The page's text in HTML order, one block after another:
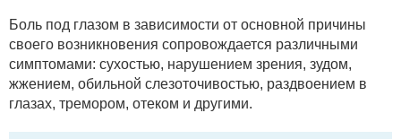
Боль под глазом в зависимости от основной причины
своего возникновения сопровождается различными
симптомами: сухостью, нарушением зрения, зудом,
жжением, обильной слезоточивостью, раздвоением в
глазах, тремором, отеком и другими.